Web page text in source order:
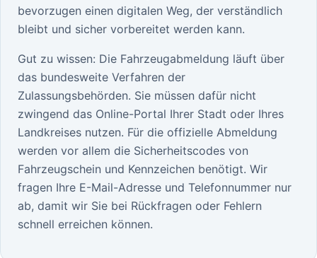
bevorzugen einen digitalen Weg, der verständlich
bleibt und sicher vorbereitet werden kann.
Gut zu wissen: Die Fahrzeugabmeldung läuft über
das bundesweite Verfahren der
Zulassungsbehörden. Sie müssen dafür nicht
zwingend das Online-Portal Ihrer Stadt oder Ihres
Landkreises nutzen. Für die offizielle Abmeldung
werden vor allem die Sicherheitscodes von
Fahrzeugschein und Kennzeichen benötigt. Wir
fragen Ihre E-Mail-Adresse und Telefonnummer nur
ab, damit wir Sie bei Rückfragen oder Fehlern
schnell erreichen können.